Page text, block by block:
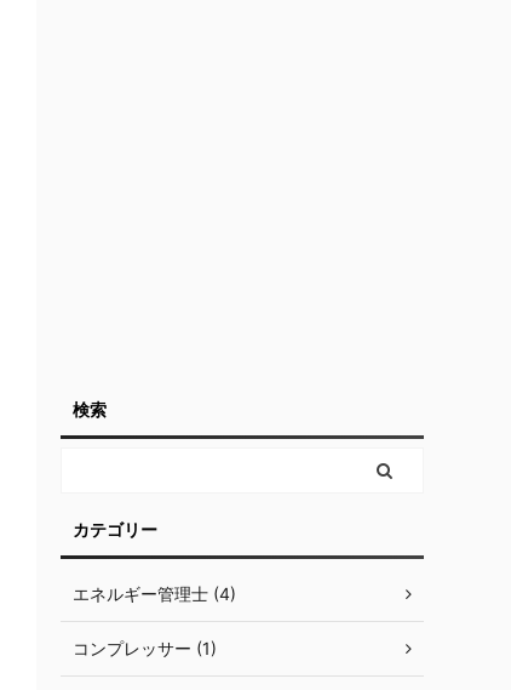
検索
カテゴリー
エネルギー管理士 (4)
コンプレッサー (1)